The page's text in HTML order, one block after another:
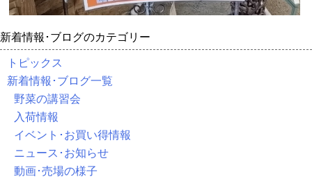
新着情報･ブログのカテゴリー
トピックス
新着情報･ブログ一覧
野菜の講習会
入荷情報
イベント･お買い得情報
ニュース･お知らせ
動画･売場の様子